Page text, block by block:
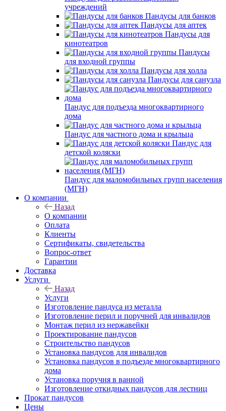
учреждений
Пандусы для банков
Пандусы для аптек
Пандусы для
кинотеатров
Пандусы
для входной группы
Пандусы для холла
Пандусы для санузла
Пандус для подъезда многоквартирного
дома
Пандус для частного дома и крыльца
Пандус для
детской коляски
Пандус для маломобильных групп населения
(МГН)
О компании
Назад
О компании
Оплата
Клиенты
Сертификаты, свидетельства
Вопрос-ответ
Гарантии
Доставка
Услуги
Назад
Услуги
Изготовление пандуса из металла
Изготовление перил и поручней для инвалидов
Монтаж перил из нержавейки
Проектирование пандусов
Строительство пандусов
Установка пандусов для инвалидов
Установка пандусов в подъезде многоквартирного
дома
Установка поручня в ванной
Изготовление откидных пандусов для лестниц
Прокат пандусов
Цены